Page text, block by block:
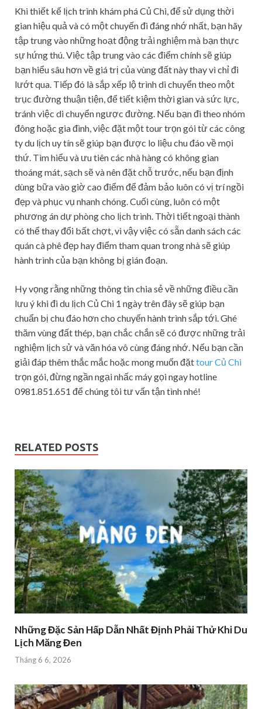
Khi thiết kế lịch trình khám phá Củ Chi, để sử dụng thời
gian hiệu quả và có một chuyến đi đáng nhớ nhất, bạn hãy
tập trung vào những hoạt động trải nghiệm mà bạn thực
sự hứng thú. Việc tập trung vào các điểm chính sẽ giúp
bạn hiểu sâu hơn về giá trị của vùng đất này thay vì chỉ đi
lướt qua. Tiếp đó là sắp xếp lộ trình di chuyển theo một
trục đường thuận tiện, để tiết kiệm thời gian và sức lực,
tránh việc di chuyển ngược đường. Nếu bạn đi theo nhóm
đông hoặc gia đình, việc đặt một tour trọn gói từ các công
ty du lịch uy tín sẽ giúp bạn được lo liệu chu đáo về mọi
thứ. Tìm hiểu và ưu tiên các nhà hàng có không gian
thoáng mát, sạch sẽ và nên đặt chỗ trước, nếu bạn định
dùng bữa vào giờ cao điểm để đảm bảo luôn có vị trí ngồi
đẹp và phục vụ nhanh chóng. Cuối cùng, luôn có một
phương án dự phòng cho lịch trình. Thời tiết ngoại thành
có thể thay đổi bất chợt, vì vậy việc có sẵn danh sách các
quán cà phê đẹp hay điểm tham quan trong nhà sẽ giúp
hành trình của bạn không bị gián đoạn.
Hy vọng rằng những thông tin chia sẻ về những điều cần
lưu ý khi đi du lịch Củ Chi 1 ngày trên đây sẽ giúp bạn
chuẩn bị chu đáo hơn cho chuyến hành trình sắp tới. Ghé
thăm vùng đất thép, bạn chắc chắn sẽ có được những trải
nghiệm lịch sử và văn hóa vô cùng đáng nhớ. Nếu bạn cần
giải đáp thêm thắc mắc hoặc mong muốn đặttour Củ Chi
trọn gói, đừng ngần ngại nhấc máy gọi ngay hotline
0981.851.651 để chúng tôi tư vấn tận tình nhé!
RELATED POSTS
Những Đặc Sản Hấp Dẫn Nhất Định Phải Thử Khi Du
Lịch Măng Đen
Tháng 6 6, 2026